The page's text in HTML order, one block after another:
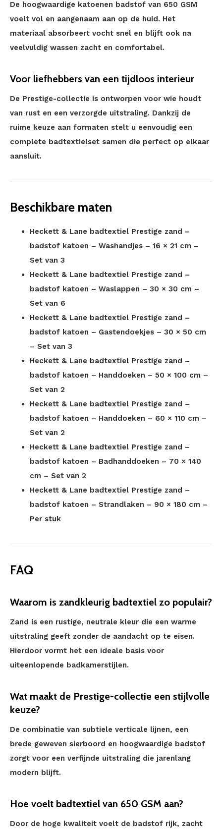
De hoogwaardige katoenen badstof van 650 GSM
voelt vol en aangenaam aan op de huid. Het
materiaal absorbeert vocht snel en blijft ook na
veelvuldig wassen zacht en comfortabel.
Voor liefhebbers van een tijdloos interieur
De Prestige-collectie is ontworpen voor wie houdt
van rust en een verzorgde uitstraling. Dankzij de
ruime keuze aan formaten stelt u eenvoudig een
complete badtextielset samen die perfect op elkaar
aansluit.
Beschikbare maten
Heckett & Lane badtextiel Prestige zand –
badstof katoen – Washandjes – 16 × 21 cm –
Set van 3
Heckett & Lane badtextiel Prestige zand –
badstof katoen – Waslappen – 30 × 30 cm –
Set van 6
Heckett & Lane badtextiel Prestige zand –
badstof katoen – Gastendoekjes – 30 × 50 cm
– Set van 3
Heckett & Lane badtextiel Prestige zand –
badstof katoen – Handdoeken – 50 × 100 cm –
Set van 2
Heckett & Lane badtextiel Prestige zand –
badstof katoen – Handdoeken – 60 × 110 cm –
Set van 2
Heckett & Lane badtextiel Prestige zand –
badstof katoen – Badhanddoeken – 70 × 140
cm – Set van 2
Heckett & Lane badtextiel Prestige zand –
badstof katoen – Strandlaken – 90 × 180 cm –
Per stuk
FAQ
Waarom is zandkleurig badtextiel zo populair?
Zand is een rustige, neutrale kleur die een warme
uitstraling geeft zonder de aandacht op te eisen.
Hierdoor vormt het een ideale basis voor
uiteenlopende badkamerstijlen.
Wat maakt de Prestige-collectie een stijlvolle
keuze?
De combinatie van subtiele verticale lijnen, een
brede geweven sierboord en hoogwaardige badstof
zorgt voor een verfijnde uitstraling die jarenlang
modern blijft.
Hoe voelt badtextiel van 650 GSM aan?
Door de hoge kwaliteit voelt de badstof rijk, zacht